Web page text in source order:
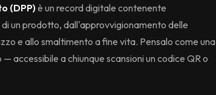
(DPP)è un record digitale contenente
un prodotto, dall'approvvigionamento delle
e allo smaltimento a fine vita. Pensalo come una
a chiunque scansioni un codice QR o